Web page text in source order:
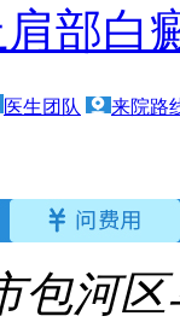
部白
医生团队 来院路
包河